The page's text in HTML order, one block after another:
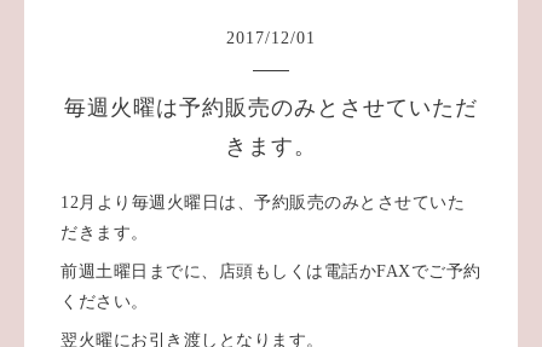
2017/12/01
毎週火曜は予約販売のみとさせていただ
きます。
12月より毎週火曜日は、予約販売のみとさせていた
だきます。
前週土曜日までに、店頭もしくは電話かFAXでご予約
ください。
翌火曜にお引き渡しとなります。